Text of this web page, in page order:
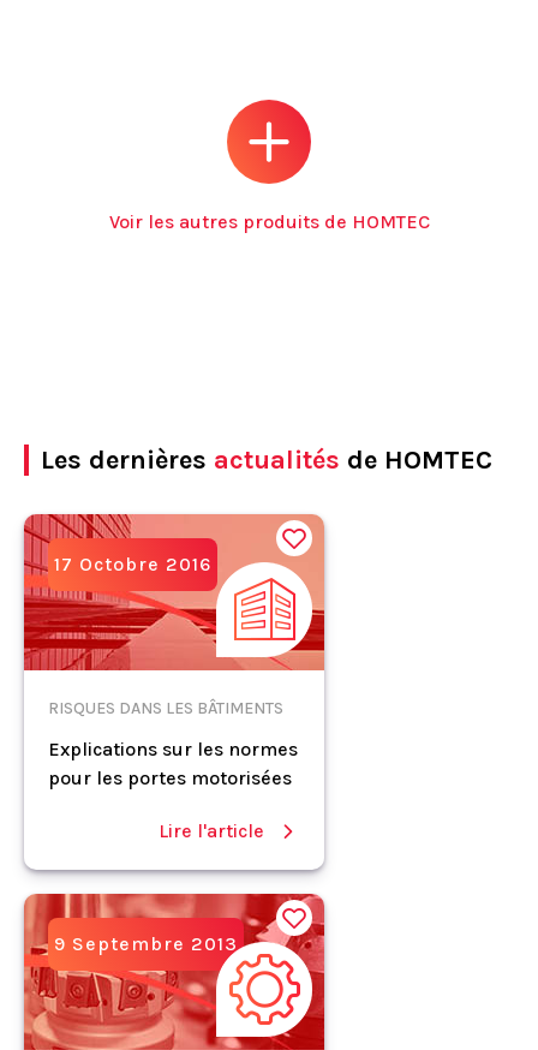
Voir les autres produits de HOMTEC
Les dernières actualités de HOMTEC
17 Octobre 2016
RISQUES DANS LES BÂTIMENTS
Explications sur les normes
pour les portes motorisées
Lire l'article
9 Septembre 2013